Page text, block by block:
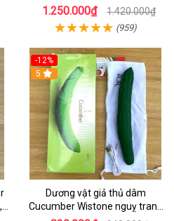
Mềm Mịn, Rung Đa Tần Từ Xa
1.250.000₫ 1.420.000₫
(959)
-12%
5
Dương vật giả thủ dâm
Cucumber Wistone nguỵ trang